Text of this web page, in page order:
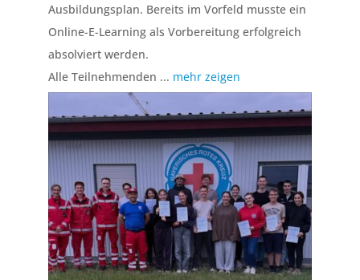
Ausbildungsplan. Bereits im Vorfeld musste ein
Online-E-Learning als Vorbereitung erfolgreich
absolviert werden.
Alle Teilnehmenden ... mehr zeigen